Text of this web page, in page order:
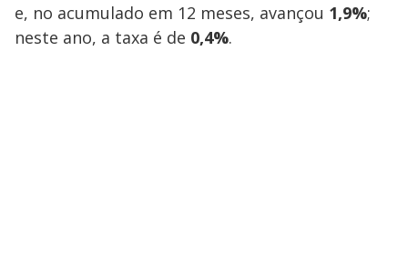
e, no acumulado em 12 meses, avançou 1,9%;
neste ano, a taxa é de 0,4%.